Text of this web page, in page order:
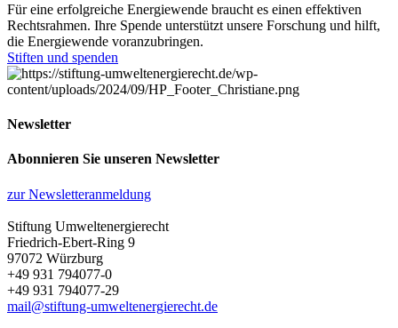
Für eine erfolgreiche Energiewende braucht es einen effektiven
Rechtsrahmen. Ihre Spende unterstützt unsere Forschung und hilft,
die Energiewende voranzubringen.
Stiften und spenden
Newsletter
Abonnieren Sie unseren Newsletter
zur Newsletteranmeldung
Stiftung Umweltenergierecht
Friedrich-Ebert-Ring 9
97072 Würzburg
+49 931 794077-0
+49 931 794077-29
mail@stiftung-umweltenergierecht.de